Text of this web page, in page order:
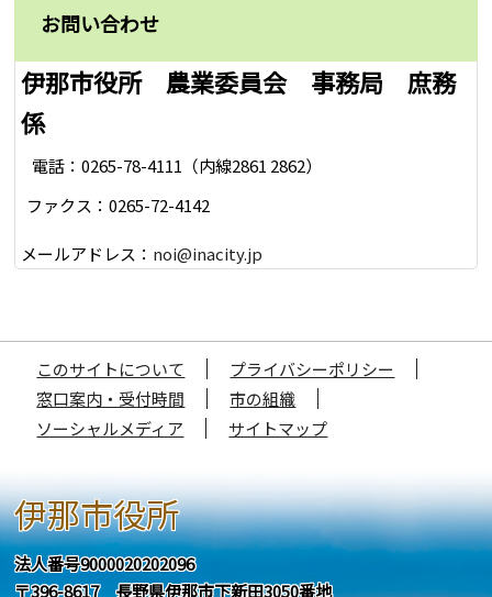
お問い合わせ
伊那市役所 農業委員会 事務局 庶務
係
電話：0265-78-4111（内線2861 2862）
ファクス：0265-72-4142
メールアドレス： noi@inacity.jp
このサイトについて
プライバシーポリシー
窓口案内・受付時間
市の組織
ソーシャルメディア
サイトマップ
伊那市役所
法人番号9000020202096
〒396-8617 長野県伊那市下新田3050番地